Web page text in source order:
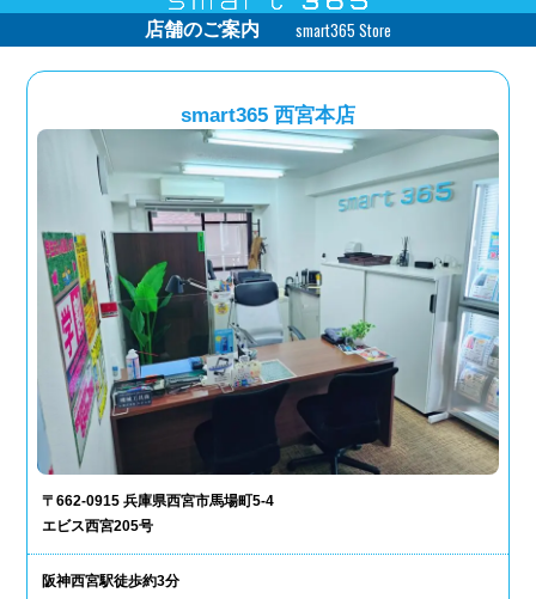
店舗のご案内 smart365 Store
smart365 西宮本店
〒662-0915 兵庫県西宮市馬場町5-4
エビス西宮205号
阪神西宮駅徒歩約3分